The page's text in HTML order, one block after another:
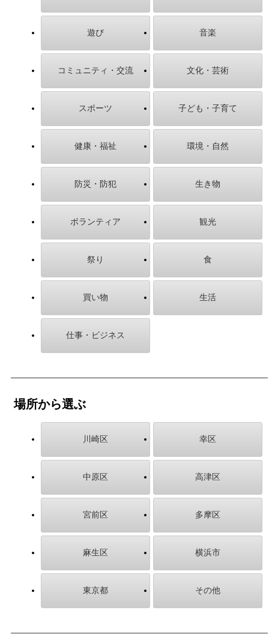
遊び 音楽
コミュニティ・交流 文化・芸術
スポーツ 子ども・子育て
健康・福祉 環境・自然
防災・防犯 生き物
ボランティア 観光
祭り 食
買い物 生活
仕事・ビジネス
場所から選ぶ
川崎区 幸区
中原区 高津区
宮前区 多摩区
麻生区 横浜市
東京都 その他